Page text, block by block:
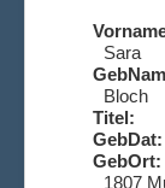
Sara
Bloch
Titel:
GebDat:
GebOrt:
1807